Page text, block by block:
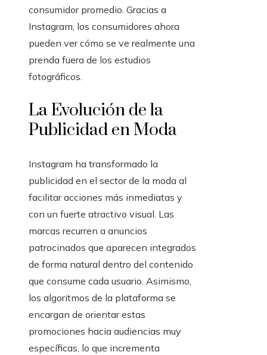
consumidor promedio. Gracias a
Instagram, los consumidores ahora
pueden ver cómo se ve realmente una
prenda fuera de los estudios
fotográficos.
La Evolución de la
Publicidad en Moda
Instagram ha transformado la
publicidad en el sector de la moda al
facilitar acciones más inmediatas y
con un fuerte atractivo visual. Las
marcas recurren a anuncios
patrocinados que aparecen integrados
de forma natural dentro del contenido
que consume cada usuario. Asimismo,
los algoritmos de la plataforma se
encargan de orientar estas
promociones hacia audiencias muy
específicas, lo que incrementa